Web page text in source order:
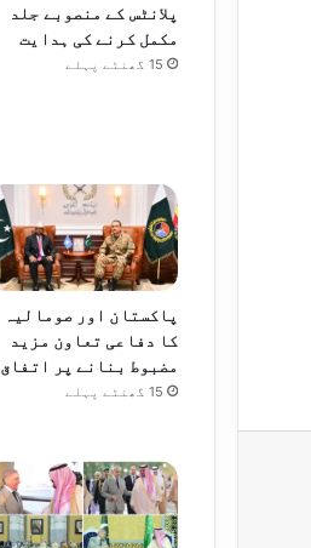
پلانٹس کے منصوبے جلد
مکمل کرنے کی ہدایت
15 گھنٹے پہلے
پاکستان اور صومالیہ
کا دفاعی تعاون مزید
مضبوط بنانے پر اتفاق
15 گھنٹے پہلے